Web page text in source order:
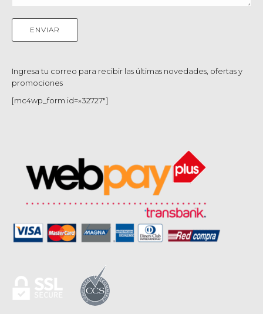
Ingresa tu correo para recibir las últimas novedades, ofertas y
promociones
[mc4wp_form id=»32727″]